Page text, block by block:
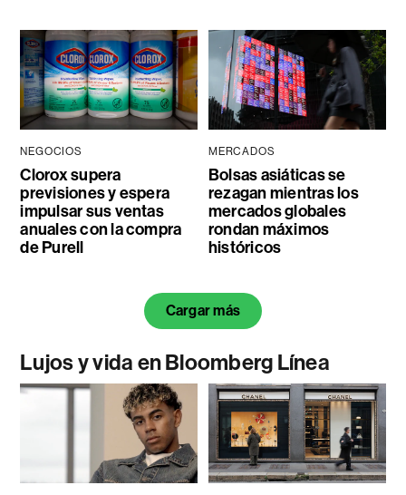
NEGOCIOS
Clorox supera
previsiones y espera
impulsar sus ventas
anuales con la compra
de Purell
MERCADOS
Bolsas asiáticas se
rezagan mientras los
mercados globales
rondan máximos
históricos
Cargar más
Lujos y vida en Bloomberg Línea